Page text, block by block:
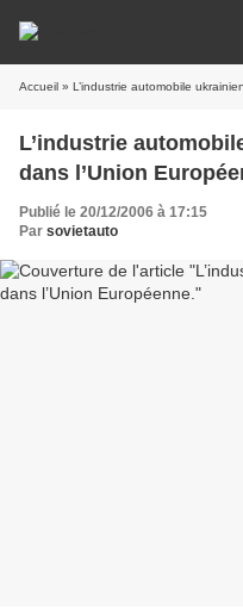
Accueil » L’industrie automobile
L’industrie
dans l’Union
Publié le 20/12/2006 à 17:15
Par sovietauto